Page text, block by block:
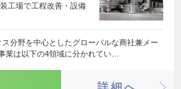
工場で工程改善・設備
分野を中心としたグローバルな商社兼メー
業は以下の4領域に分かれてい…